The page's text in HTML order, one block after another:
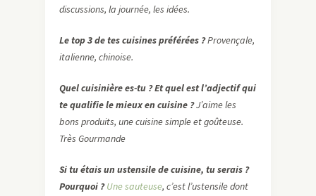
discussions, la journée, les idées.
Le top 3 de tes cuisines préférées ?Provençale,
italienne, chinoise.
Quel cuisinière es-tu ? Et quel est l’adjectif qui
te qualifie le mieux en cuisine ?J’aime les
bons produits, une cuisine simple et goûteuse.
Très Gourmande
Si tu étais un ustensile de cuisine, tu serais ?
Pourquoi ? Une sauteuse, c’est l’ustensile dont